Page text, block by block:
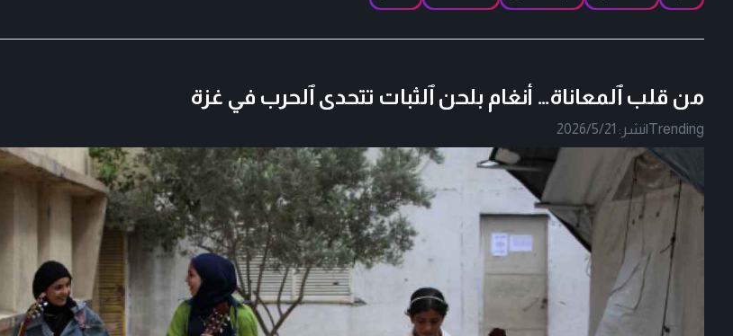
من قلب ٱلمعاناة… أنغام بلحن ٱلثبات تتحدى ٱلحرب في غزة
Trending
|نشر: 2026/5/21